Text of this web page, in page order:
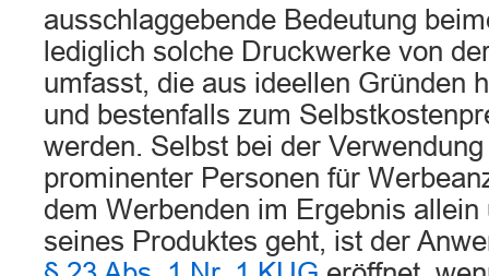
ausschlaggebende Bedeutung
lediglich solche Druckwerke von
umfasst, die aus ideellen Gründen
und bestenfalls zum
werden. Selbst bei der
prominenter Personen für
dem Werbenden im Ergebnis
seines Produktes geht, ist der